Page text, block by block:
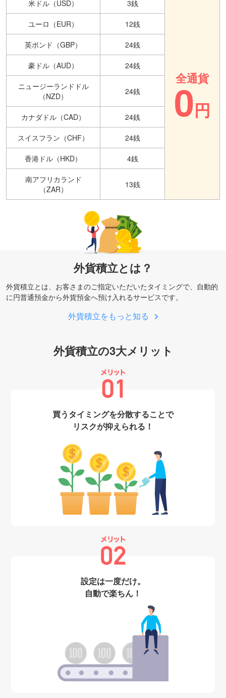
米ドル（USD） 3銭
全通貨
0円
ユーロ（EUR） 12銭
英ポンド（GBP） 24銭
豪ドル（AUD） 24銭
ニュージーランドドル
（NZD）
24銭
カナダドル（CAD） 24銭
スイスフラン（CHF） 24銭
香港ドル（HKD） 4銭
南アフリカランド
（ZAR）
13銭
外貨積立とは？
外貨積立とは、お客さまのご指定いただいたタイミングで、自動的
に円普通預金から外貨預金へ預け入れるサービスです。
外貨積立をもっと知る
外貨積立の3大メリット
買うタイミングを分散することで
リスクが抑えられる！
設定は一度だけ。
自動で楽ちん！